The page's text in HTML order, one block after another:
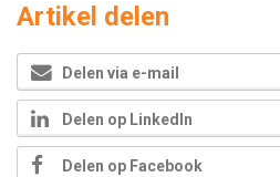
Artikel delen
Delen via e-mail
Delen op LinkedIn
Delen op Facebook